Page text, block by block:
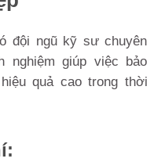
đội ngũ kỹ sư chuyên
nghiệm giúp việc bảo
quả cao trong thời